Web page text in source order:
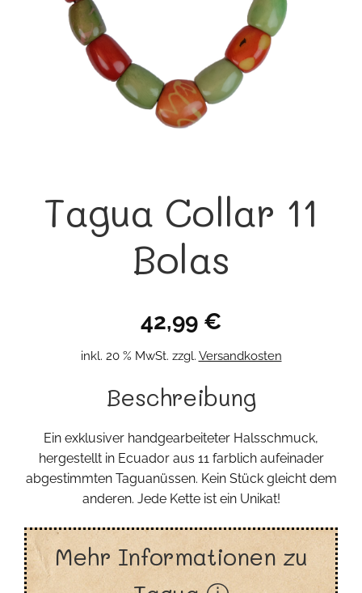
Tagua Collar 11
Bolas
42,99 €
inkl. 20 % MwSt. zzgl. Versandkosten
Beschreibung
Ein exklusiver handgearbeiteter Halsschmuck,
hergestellt in Ecuador aus 11 farblich aufeinader
abgestimmten Taguanüssen. Kein Stück gleicht dem
anderen. Jede Kette ist ein Unikat!
Mehr Informationen zu